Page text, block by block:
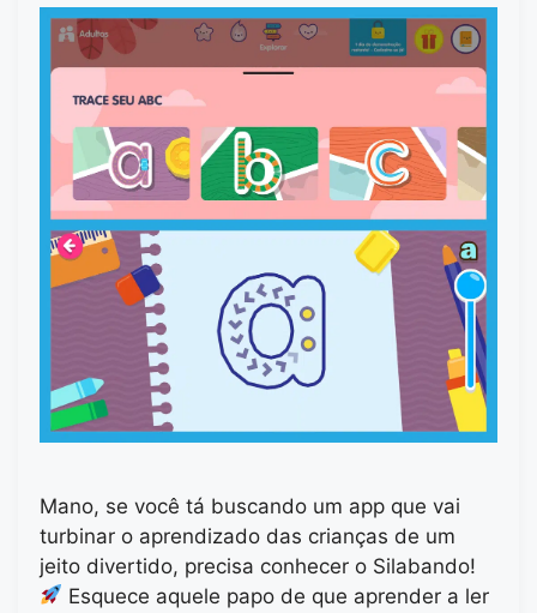
Mano, se você tá buscando um app que vai
turbinar o aprendizado das crianças de um
jeito divertido, precisa conhecer o Silabando!
Esquece aquele papo de que aprender a ler